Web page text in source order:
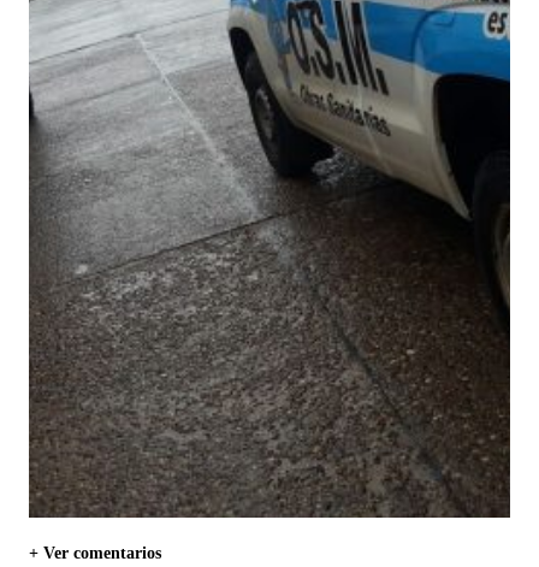
+ Ver comentarios